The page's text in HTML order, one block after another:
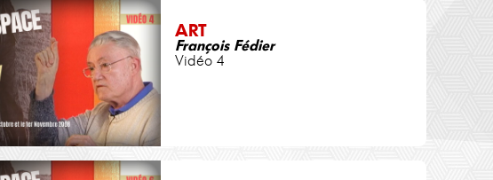
ART
François Fédier
Vidéo 4